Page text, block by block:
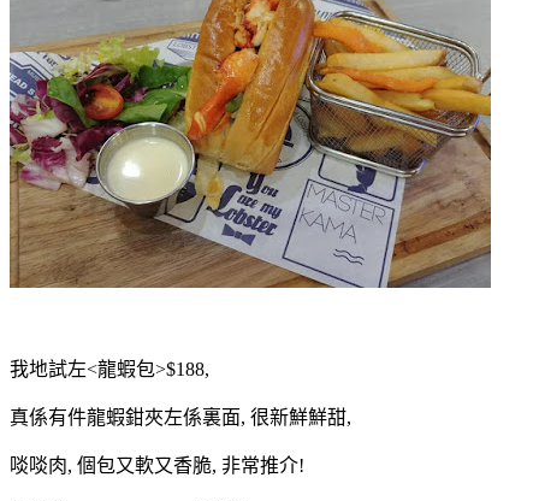
我地試左<龍蝦包>$188,
真係有件龍蝦鉗夾左係裏面, 很新鮮鮮甜,
啖啖肉, 個包又軟又香脆, 非常推介!